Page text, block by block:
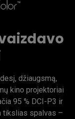
džiaugsmą,
kino projektoriai
95 % DCI-P3 ir
tikslias spalvas –